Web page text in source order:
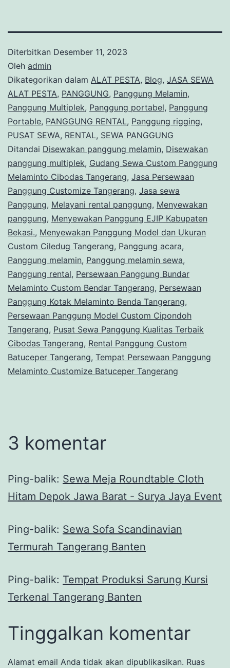
Diterbitkan Desember 11, 2023
Oleh admin
Dikategorikan dalam ALAT PESTA, Blog, JASA SEWA
ALAT PESTA, PANGGUNG, Panggung Melamin,
Panggung Multiplek, Panggung portabel, Panggung
Portable, PANGGUNG RENTAL, Panggung rigging,
PUSAT SEWA, RENTAL, SEWA PANGGUNG
Ditandai Disewakan panggung melamin, Disewakan
panggung multiplek, Gudang Sewa Custom Panggung
Melaminto Cibodas Tangerang, Jasa Persewaan
Panggung Customize Tangerang, Jasa sewa
Panggung, Melayani rental panggung, Menyewakan
panggung, Menyewakan Panggung EJIP Kabupaten
Bekasi., Menyewakan Panggung Model dan Ukuran
Custom Ciledug Tangerang, Panggung acara,
Panggung melamin, Panggung melamin sewa,
Panggung rental, Persewaan Panggung Bundar
Melaminto Custom Bendar Tangerang, Persewaan
Panggung Kotak Melaminto Benda Tangerang,
Persewaan Panggung Model Custom Cipondoh
Tangerang, Pusat Sewa Panggung Kualitas Terbaik
Cibodas Tangerang, Rental Panggung Custom
Batuceper Tangerang, Tempat Persewaan Panggung
Melaminto Customize Batuceper Tangerang
3 komentar
Ping-balik: Sewa Meja Roundtable Cloth
Hitam Depok Jawa Barat - Surya Jaya Event
Ping-balik: Sewa Sofa Scandinavian
Termurah Tangerang Banten
Ping-balik: Tempat Produksi Sarung Kursi
Terkenal Tangerang Banten
Tinggalkan komentar
Alamat email Anda tidak akan dipublikasikan. Ruas